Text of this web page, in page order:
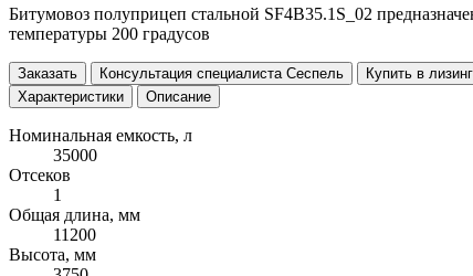
Битумовоз полуприцеп стальной SF4B35.1S_02
температуры 200 градусов
Заказать Консультация специалиста Сеспель
Купить в лизинг
Характеристики
Описание
Номинальная емкость, л
35000
Отсеков
1
Общая длина, мм
11200
Высота, мм